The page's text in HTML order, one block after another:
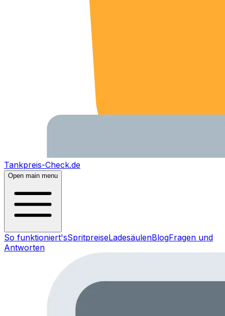
Tankpreis-Check.de
Open main menu
So funktioniert'sSpritpreiseLadesäulenBlogFragen und
Antworten